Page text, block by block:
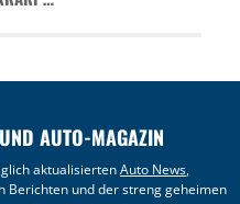
AUTO-MAGAZIN
aktualisiertenAuto News,
Berichten und der streng geheimen